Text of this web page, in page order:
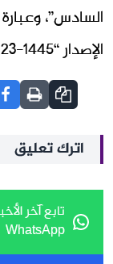
السادس”،
الإصدار “1445-2023”.
اترك تعليق
WhatsApp